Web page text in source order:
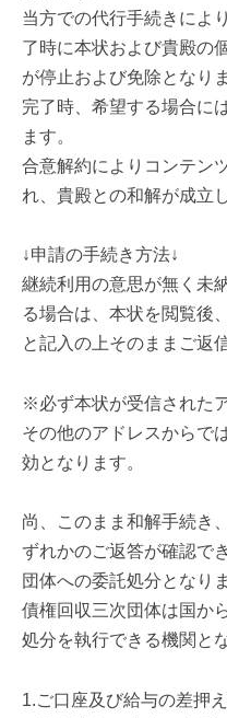
当方での代行手続きによ
了時に本状および貴殿の
が停止および免除となり
完了時、希望する場合に
ます。
合意解約によりコンテン
れ、貴殿との和解が成立
↓申請の手続き方法↓
継続利用の意思が無く未
る場合は、本状を閲覧後
と記入の上そのままご返
※必ず本状が受信された
その他のアドレスからで
効となります。
尚、このまま和解手続き
ずれかのご返答が確認で
団体への委託処分となり
債権回収三次団体は国か
処分を執行できる機関と
1.ご口座及び給与の差押え